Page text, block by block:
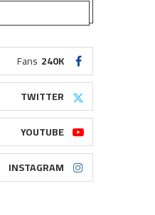
240K
Fans
TWITTER
YOUTUBE
INSTAGRAM